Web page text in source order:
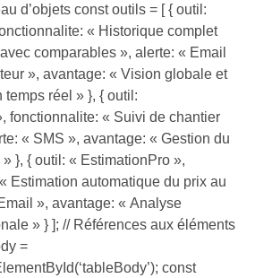
d’objets const outils = [ { outil:
« Historique complet
comparables », alerte: « Email
», avantage: « Vision globale et
temps réel » }, { outil:
fonctionnalite: « Suivi de chantier
« SMS », avantage: « Gestion du
}, { outil: « EstimationPro »,
Estimation automatique du prix au
», avantage: « Analyse
» } ]; // Références aux éléments
=
const